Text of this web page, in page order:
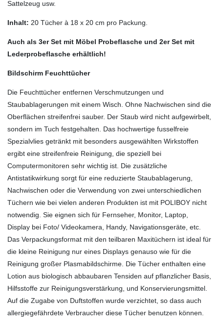
Sattelzeug usw.
Inhalt: 20 Tücher à 18 x 20 cm pro Packung.
Auch als 3er Set mit Möbel Probeflasche und 2er Set mit
Lederprobeflasche erhältlich!
Bildschirm Feuchttücher
Die Feuchttücher entfernen Verschmutzungen und
Staubablagerungen mit einem Wisch. Ohne Nachwischen sind die
Oberflächen streifenfrei sauber. Der Staub wird nicht aufgewirbelt,
sondern im Tuch festgehalten. Das hochwertige fusselfreie
Spezialvlies getränkt mit besonders ausgewählten Wirkstoffen
ergibt eine streifenfreie Reinigung, die speziell bei
Computermonitoren sehr wichtig ist. Die zusätzliche
Antistatikwirkung sorgt für eine reduzierte Staubablagerung,
Nachwischen oder die Verwendung von zwei unterschiedlichen
Tüchern wie bei vielen anderen Produkten ist mit POLIBOY nicht
notwendig. Sie eignen sich für Fernseher, Monitor, Laptop,
Display bei Foto/ Videokamera, Handy, Navigationsgeräte, etc.
Das Verpackungsformat mit den teilbaren Maxitüchern ist ideal für
die kleine Reinigung nur eines Displays genauso wie für die
Reinigung großer Plasmabildschirme. Die Tücher enthalten eine
Lotion aus biologisch abbaubaren Tensiden auf pflanzlicher Basis,
Hilfsstoffe zur Reinigungsverstärkung, und Konservierungsmittel.
Auf die Zugabe von Duftstoffen wurde verzichtet, so dass auch
allergiegefährdete Verbraucher diese Tücher benutzen können.